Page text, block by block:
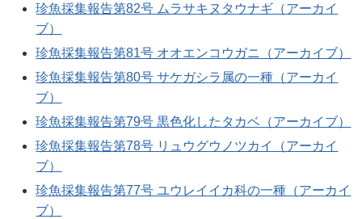
珍魚採集報告第82号 ムラサキヌタウナギ（アーカイ
ブ）
珍魚採集報告第81号 オオエンコウガニ（アーカイブ）
珍魚採集報告第80号 サケガシラ属の一種（アーカイ
ブ）
珍魚採集報告第79号 黒色化したタカベ（アーカイブ）
珍魚採集報告第78号 リュウグウノツカイ（アーカイ
ブ）
珍魚採集報告第77号 ユウレイイカ科の一種（アーカイ
ブ）